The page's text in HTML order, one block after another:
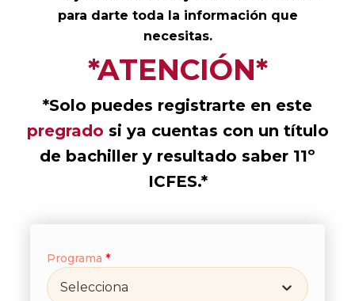
para darte toda la información que
necesitas.
*ATENCIÓN*
*Solo puedes registrarte en este
pregrado si ya cuentas con un título
de bachiller y resultado saber 11º
ICFES.*
Programa *
Selecciona